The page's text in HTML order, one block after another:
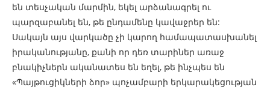
են տեսչական մարմին, եկել արձանագրել ու
պարզաբանել են, թե ընդամենը կավաջրեր են:
Սակայն այս վարկածը չի կարող համապատասխանել
իրականությանը, քանի որ դեռ տարիներ առաջ
բնակիչներն ականատես են եղել, թե ինչպես են
«Պայթուցիկների ձոր» պոչամբարի երկարակեցության